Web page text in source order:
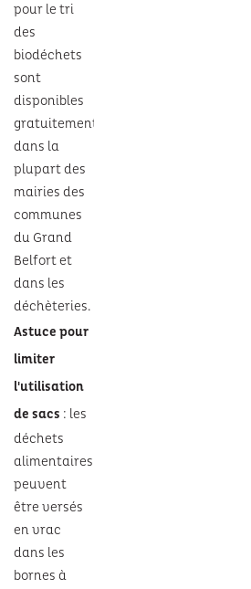
pour le tri
des
biodéchets
sont
disponibles
gratuitement
dans la
plupart des
mairies des
communes
du Grand
Belfort et
dans les
déchèteries.
Astuce pour
limiter
l'utilisation
de sacs : les
déchets
alimentaires
peuvent
être versés
en vrac
dans les
bornes à